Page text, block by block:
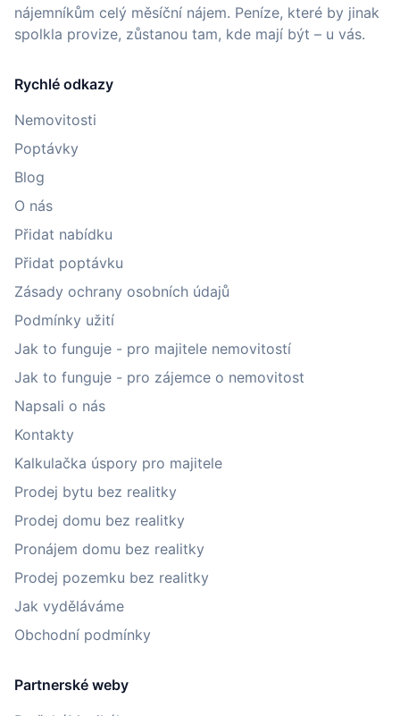
nájemníkům celý měsíční nájem. Peníze, které by jinak
spolkla provize, zůstanou tam, kde mají být – u vás.
Rychlé odkazy
Nemovitosti
Poptávky
Blog
O nás
Přidat nabídku
Přidat poptávku
Zásady ochrany osobních údajů
Podmínky užití
Jak to funguje - pro majitele nemovitostí
Jak to funguje - pro zájemce o nemovitost
Napsali o nás
Kontakty
Kalkulačka úspory pro majitele
Prodej bytu bez realitky
Prodej domu bez realitky
Pronájem domu bez realitky
Prodej pozemku bez realitky
Jak vyděláváme
Obchodní podmínky
Partnerské weby